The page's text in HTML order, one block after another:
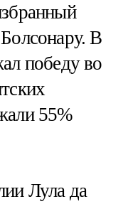
В
победу во
55%
Лула да